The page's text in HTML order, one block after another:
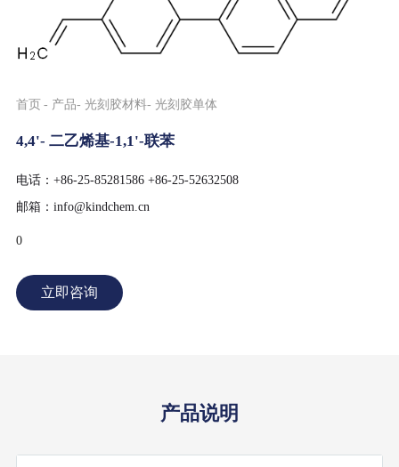
首页 产品 光刻胶材料 光刻胶单体
4,4'- 二乙烯基-1,1'-联苯
电话：+86-25-85281586 +86-25-52632508
邮箱：info@kindchem.cn
0
立即咨询
产品说明